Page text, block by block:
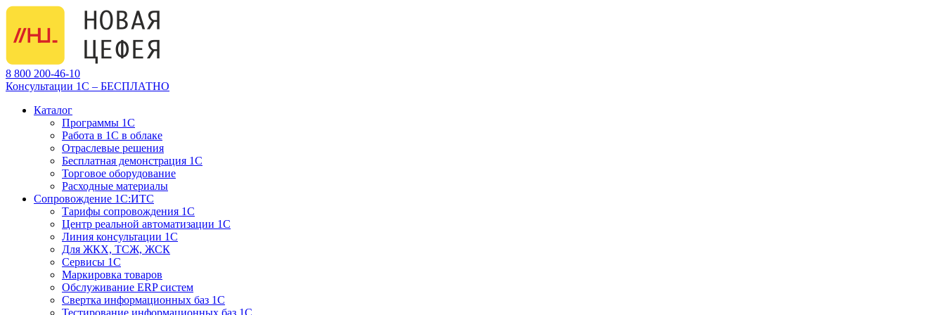
8 800 200-46-10
Консультации 1С – БЕСПЛАТНО
Каталог
Программы 1С
Работа в 1С в облаке
Отраслевые решения
Бесплатная демонстрация 1С
Торговое оборудование
Расходные материалы
Сопровождение 1С:ИТС
Тарифы сопровождения 1С
Центр реальной автоматизации 1С
Линия консультации 1С
Для ЖКХ, ТСЖ, ЖСК
Сервисы 1С
Маркировка товаров
Обслуживание ERP систем
Свертка информационных баз 1С
Тестирование информационных баз 1С